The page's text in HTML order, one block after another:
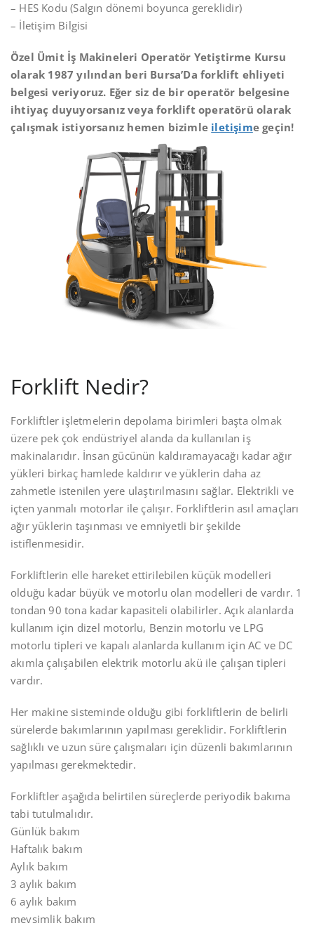
– HES Kodu (Salgın dönemi boyunca gereklidir)
– İletişim Bilgisi
Özel Ümit İş Makineleri Operatör Yetiştirme Kursu
olarak 1987 yılından beri Bursa’Da forklift ehliyeti
belgesi veriyoruz. Eğer siz de bir operatör belgesine
ihtiyaç duyuyorsanız veya forklift operatörü olarak
çalışmak istiyorsanız hemen bizimle iletişime geçin!
Forklift Nedir?
Forkliftler işletmelerin depolama birimleri başta olmak
üzere pek çok endüstriyel alanda da kullanılan iş
makinalarıdır. İnsan gücünün kaldıramayacağı kadar ağır
yükleri birkaç hamlede kaldırır ve yüklerin daha az
zahmetle istenilen yere ulaştırılmasını sağlar. Elektrikli ve
içten yanmalı motorlar ile çalışır. Forkliftlerin asıl amaçları
ağır yüklerin taşınması ve emniyetli bir şekilde
istiflenmesidir.
Forkliftlerin elle hareket ettirilebilen küçük modelleri
olduğu kadar büyük ve motorlu olan modelleri de vardır. 1
tondan 90 tona kadar kapasiteli olabilirler. Açık alanlarda
kullanım için dizel motorlu, Benzin motorlu ve LPG
motorlu tipleri ve kapalı alanlarda kullanım için AC ve DC
akımla çalışabilen elektrik motorlu akü ile çalışan tipleri
vardır.
Her makine sisteminde olduğu gibi forkliftlerin de belirli
sürelerde bakımlarının yapılması gereklidir. Forkliftlerin
sağlıklı ve uzun süre çalışmaları için düzenli bakımlarının
yapılması gerekmektedir.
Forkliftler aşağıda belirtilen süreçlerde periyodik bakıma
tabi tutulmalıdır.
Günlük bakım
Haftalık bakım
Aylık bakım
3 aylık bakım
6 aylık bakım
mevsimlik bakım